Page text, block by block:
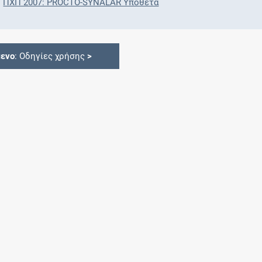
ΠΧΠ 2007: PROCTO-SYNALAR Υπόθετα
: Οδηγίες χρήσης >